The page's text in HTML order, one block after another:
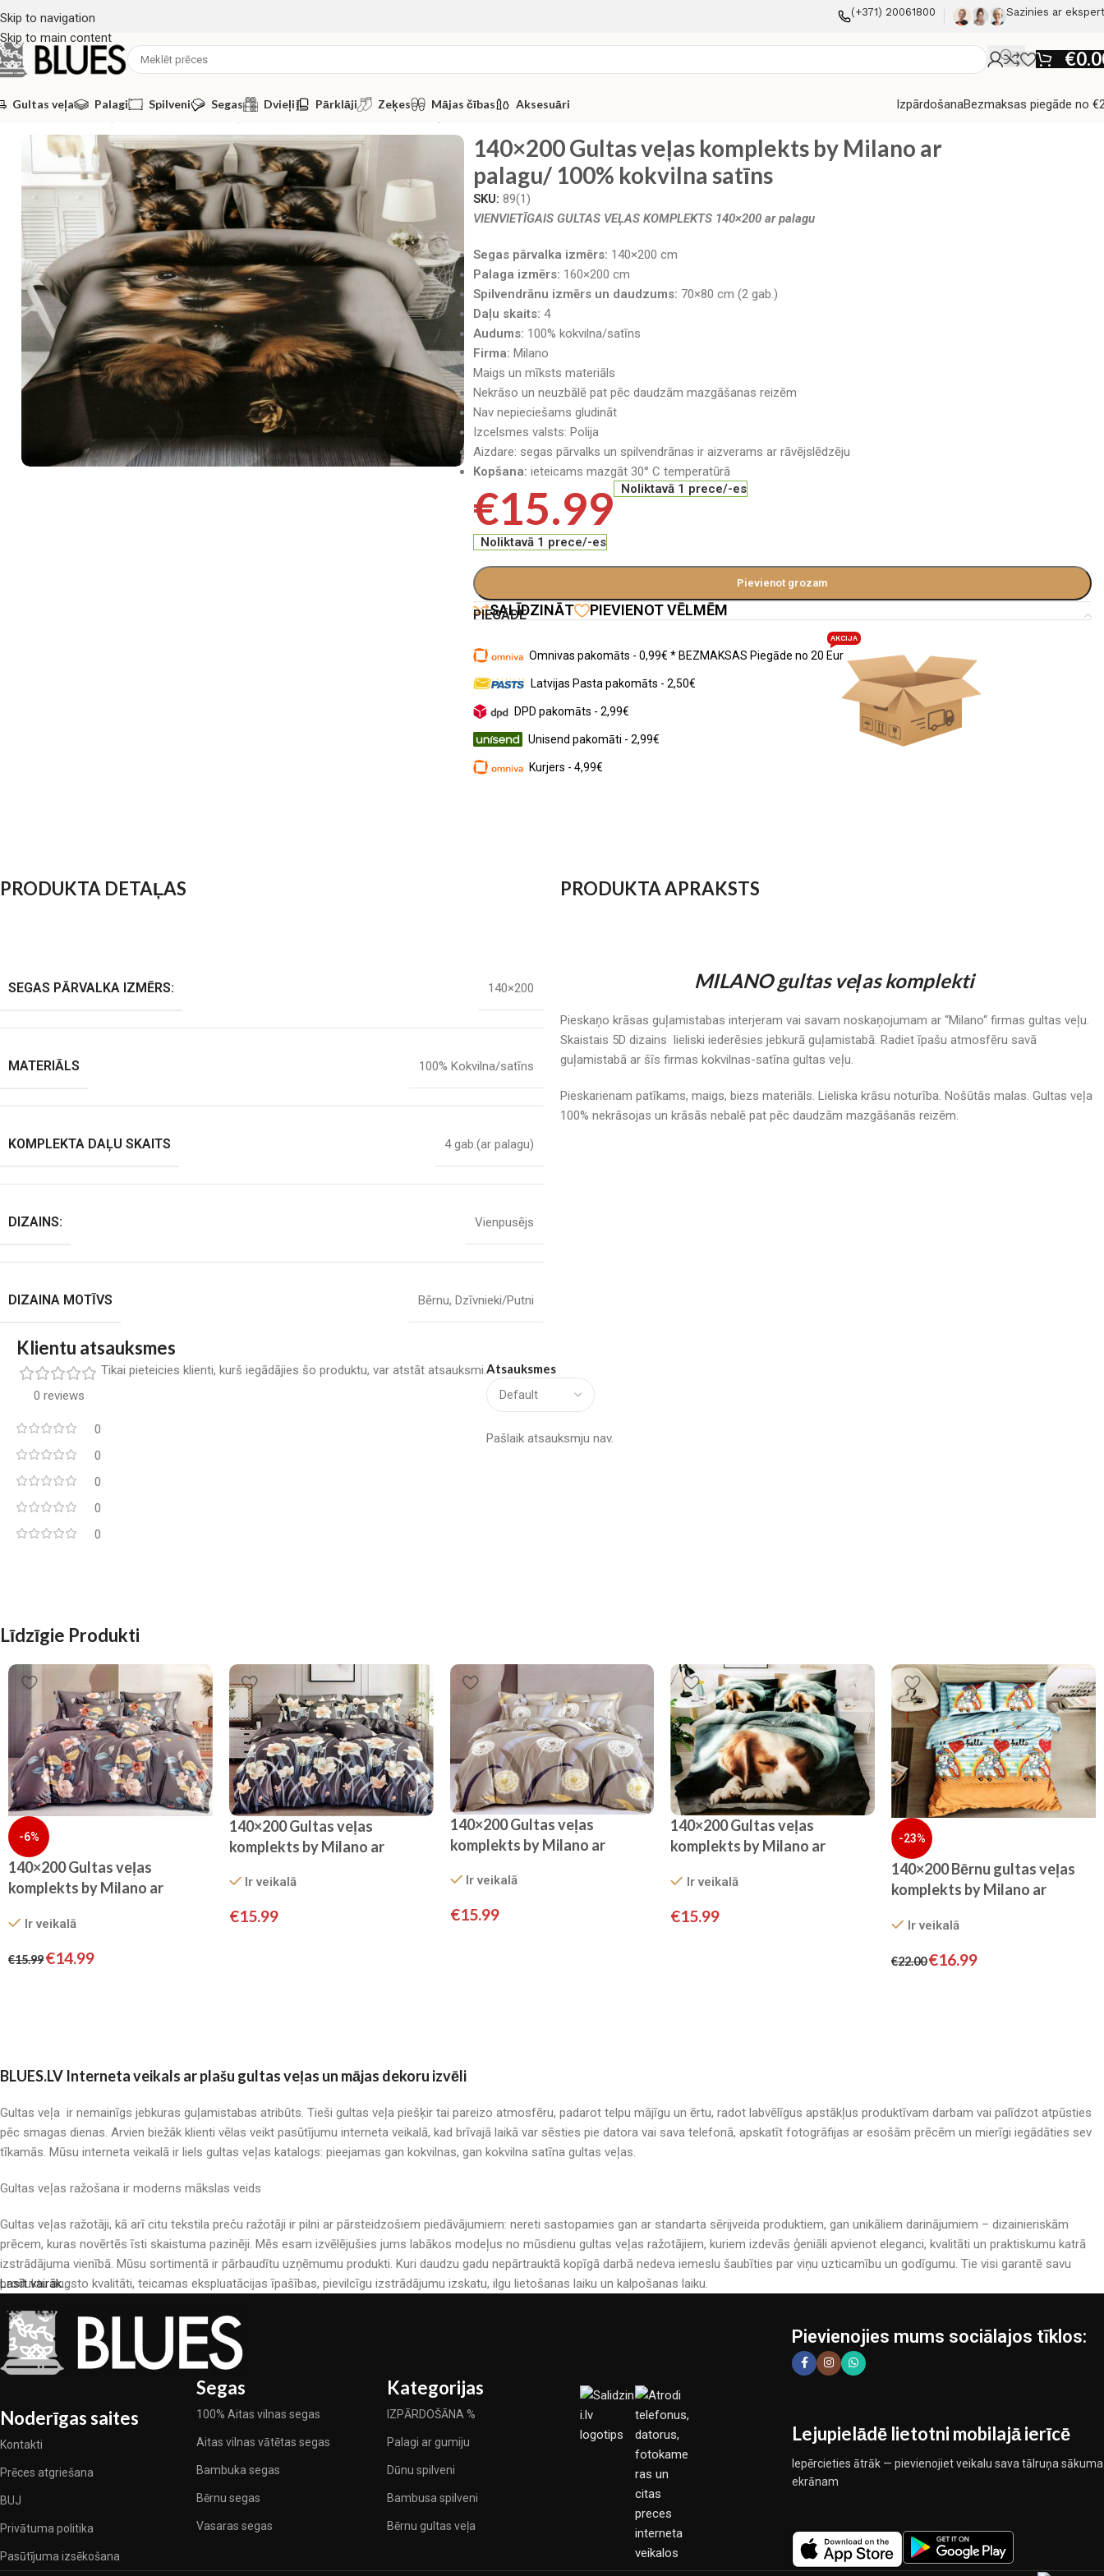
Skip to navigation
Skip to main content
(+371) 20061800 Sazinies ar
€
Gultas veļa Palagi Spilveni Segas Dvieļi Pārklāji Zeķes Mājas čības Aksesuāri IzpārdošanaBezmaksas piegāde no
Gultas veļa 140x200 GULTAS VEĻAS KOMPLEKTI 140×200 Gultas veļas komplekts by Milano ar palagu/ 100% kokvilna satīns
140×200 Gultas veļas komplekts by Milano ar
palagu/ 100% kokvilna satīns
SKU: 89(1)
VIENVIETĪGAIS GULTAS VEĻAS KOMPLEKTS 140×200 ar palagu
Segas pārvalka izmērs: 140×200 cm
Palaga izmērs: 160×200 cm
Spilvendrānu izmērs un daudzums: 70×80 cm (2 gab.)
Daļu skaits: 4
Audums: 100% kokvilna/satīns
Firma: Milano
Maigs un mīksts materiāls
Nekrāso un neuzbālē pat pēc daudzām mazgāšanas reizēm
Nav nepieciešams gludināt
Izcelsmes valsts: Polija
Aizdare: segas pārvalks un spilvendrānas ir aizverams ar rāvējslēdzēju
Kopšana: ieteicams mazgāt 30° C temperatūrā
€15.99 Noliktavā 1 prece/-es
Noliktavā 1 prece/-es
Pievienot grozam
SALĪDZINĀT PIEVIENOT VĒLMĒM
PIEGĀDE
Omnivas pakomāts - 0,99€ * BEZMAKSAS Piegāde no 20 Eur
AKCIJA
Latvijas Pasta pakomāts - 2,50€
DPD pakomāts - 2,99€
Unisend pakomāti - 2,99€
Kurjers - 4,99€
PRODUKTA DETAĻAS
SEGAS PĀRVALKA IZMĒRS: 140×200
MATERIĀLS 100% Kokvilna/satīns
KOMPLEKTA DAĻU SKAITS 4 gab.(ar palagu)
DIZAINS: Vienpusējs
DIZAINA MOTĪVS Bērnu, Dzīvnieki/Putni
PRODUKTA APRAKSTS
MILANO gultas veļas komplekti
Pieskaņo krāsas guļamistabas interjeram vai savam noskaņojumam ar “Milano“ firmas gultas veļu.
Skaistais 5D dizains lieliski iederēsies jebkurā guļamistabā. Radiet īpašu atmosfēru savā
guļamistabā ar šīs firmas kokvilnas-satīna gultas veļu.
Pieskarienam patīkams, maigs, biezs materiāls. Lieliska krāsu noturība. Nošūtās malas. Gultas veļa
100% nekrāsojas un krāsās nebalē pat pēc daudzām mazgāšanās reizēm.
Klientu atsauksmes
0 reviews
0
0
0
0
0
Atsauksmes
Pašlaik atsauksmju nav.
Tikai pieteicies klienti, kurš iegādājies šo produktu, var atstāt atsauksmi.
Līdzīgie Produkti
-6%
140×200 Gultas veļas
komplekts by Milano ar
SATĪNS
Ir veikalā
€15.99€14.99
140×200 Gultas veļas
komplekts by Milano ar
SATĪNS
Ir veikalā
€15.99
140×200 Gultas veļas
komplekts by Milano ar
SATĪNS
Ir veikalā
€15.99
140×200 Gultas veļas
komplekts by Milano ar
Ir veikalā
€15.99
-23%
140×200 Bērnu gultas veļas
komplekts by Milano ar
SATĪNS
Ir veikalā
€22.00€16.99
BLUES.LV Interneta veikals ar plašu gultas veļas un mājas dekoru izvēli
Gultas veļa ir nemainīgs jebkuras guļamistabas atribūts. Tieši gultas veļa piešķir tai pareizo atmosfēru, padarot telpu mājīgu un ērtu, radot labvēlīgus apstākļus produktīvam darbam vai palīdzot atpūsties
pēc smagas dienas. Arvien biežāk klienti vēlas veikt pasūtījumu interneta veikalā, kad brīvajā laikā var sēsties pie datora vai sava telefonā, apskatīt fotogrāfijas ar esošām prēcēm un mierīgi iegādāties sev
tīkamās. Mūsu interneta veikalā ir liels gultas veļas katalogs: pieejamas gan kokvilnas, gan kokvilna satīna gultas veļas.
Gultas veļas ražošana ir moderns mākslas veids
Gultas veļas ražotāji, kā arī citu tekstila preču ražotāji ir pilni ar pārsteidzošiem piedāvājumiem: nereti sastopamies gan ar standarta sērijveida produktiem, gan unikāliem darinājumiem – dizainieriskām
prēcem, kuras novērtēs īsti skaistuma pazinēji. Mēs esam izvēlējušies jums labākos modeļus no mūsdienu gultas veļas ražotājiem, kuriem izdevās ģeniāli apvienot eleganci, kvalitāti un praktiskumu katrā
izstrādājuma vienībā. Mūsu sortimentā ir pārbaudītu uzņēmumu produkti. Kuri daudzu gadu nepārtrauktā kopīgā darbā nedeva iemeslu šaubīties par viņu uzticamību un godīgumu. Tie visi garantē savu
produktu augsto kvalitāti, teicamas ekspluatācijas īpašības, pievilcīgu izstrādājumu izskatu, ilgu lietošanas laiku un kalpošanas laiku.
Lasīt vairāk...
Noderīgas saites
Kontakti
Prēces atgriešana
BUJ
Privātuma politika
Pasūtījuma izsēkošana
Segas
100% Aitas vilnas segas
Aitas vilnas vātētas segas
Bambuka segas
Bērnu segas
Vasaras segas
Kategorijas
IZPĀRDOŠĀNA %
Palagi ar gumiju
Dūnu spilveni
Bambusa spilveni
Bērnu gultas veļa
Pievienojies mums sociālajos tīklos:
Lejupielādē lietotni mobilajā ierīcē
Iepērcieties ātrāk — pievienojiet veikalu sava tālruņa sākuma
ekrānam